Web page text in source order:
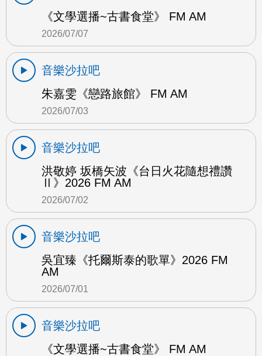
《文學選播~古書食堂》 FM AM
2026/07/07
音樂沙拉吧
朱嘉雯《戀路旅館》 FM AM
2026/07/03
音樂沙拉吧
洪敬婷 坂橋矢波《台日火花隨想禮讚
Ⅱ》2026 FM AM
2026/07/02
音樂沙拉吧
吳宜臻《托爾斯泰的歌單》2026 FM
AM
2026/07/01
音樂沙拉吧
《文學選播~古書食堂》 FM AM